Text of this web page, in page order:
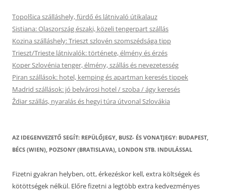
Topolšica szálláshely, fürdő és látnivaló útikalauz
Sistiana: Olaszország északi, közeli tengerpart szállás
Kozina szálláshely: Trieszt szlovén szomszédsága tipp
Trieszt/Trieste látnivalók: története, élmény és érzés
Koper Szlovénia tenger, élmény, szállás és nevezetesség
Piran szállások: hotel, kemping és apartman keresés tippek
Madrid szállások: jó belvárosi hotel / szoba / ágy keresés
Ždiar szállás, nyaralás és hegyi túra útvonal Szlovákia
AZ IDEGENVEZETŐ SEGÍT: REPÜLŐJEGY, BUSZ- ÉS VONATJEGY: BUDAPEST,
BÉCS (WIEN), POZSONY (BRATISLAVA), LONDON STB. INDULÁSSAL
Fizetni gyakran helyben, ott, érkezéskor kell, extra költségek és
kötöttségek nélkül. Előre fizetni a legtöbb extra kedvezményes